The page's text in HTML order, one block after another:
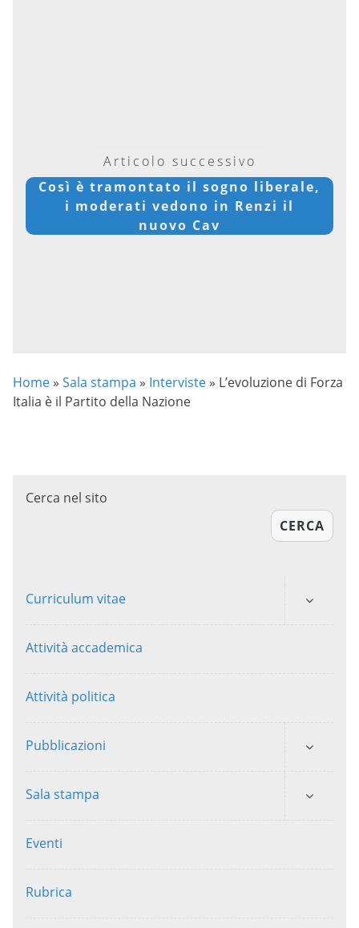
Articolo successivo
Così è tramontato il sogno liberale,
i moderati vedono in Renzi il
nuovo Cav
Home » Sala stampa » Interviste » L’evoluzione di Forza
Italia è il Partito della Nazione
Cerca nel sito
CERCA
Curriculum vitae
Attività accademica
Attività politica
Pubblicazioni
Sala stampa
Eventi
Rubrica